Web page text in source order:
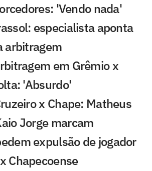
'Vendo nada'
especialista aponta
arbitragem
em Grêmio x
'Absurdo'
x Chape: Matheus
Jorge marcam
expulsão de jogador
Chapecoense